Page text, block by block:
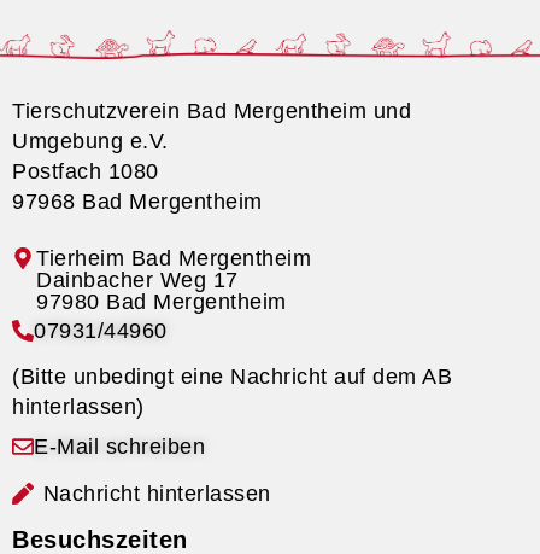
Tierschutzverein Bad Mergentheim und
Umgebung e.V.
Postfach 1080
97968 Bad Mergentheim
Tierheim Bad Mergentheim
07931/44960
(Bitte unbedingt eine Nachricht auf dem AB
hinterlassen)
E-Mail schreiben
Nachricht hinterlassen
Besuchszeiten